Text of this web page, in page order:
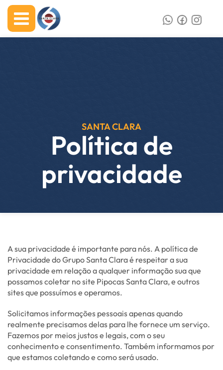
SANTA CLARA
Política de
privacidade
A sua privacidade é importante para nós. A política de
Privacidade do Grupo Santa Clara é respeitar a sua
privacidade em relação a qualquer informação sua que
possamos coletar no site Pipocas Santa Clara, e outros
sites que possuímos e operamos.
Solicitamos informações pessoais apenas quando
realmente precisamos delas para lhe fornece um serviço.
Fazemos por meios justos e legais, com o seu
conhecimento e consentimento. Também informamos por
que estamos coletando e como será usado.